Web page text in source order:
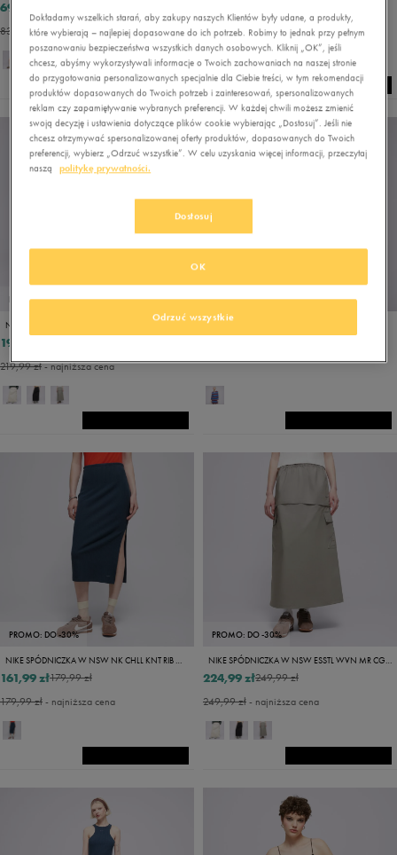
69,99 zł
83,99 zł- najniższa cena 269,99 zł - najniższa cena
PROMO: DO -30%
NIKE SPÓDNICZKA W NSW ESSTL WVN MR CGO MDI SKT
197,99 zł
219,99 zł- najniższa cena
ELLESSE SUKIENKA AVORIAZ DRESS MLT
PROMO: DO -30%
NIKE SPÓDNICZKA W NSW NK CHLL KNT RIB MD SKIRT
179,99 zł
161,99 zł
179,99 zł- najniższa cena
PROMO: DO -30%
NIKE SPÓDNICZKA W NSW ESSTL WVN MR CGO MDI SKT
249,99 zł
224,99 zł
249,99 zł- najniższa cena
Dokładamy wszelkich starań, aby zakupy naszych Klientów były udane, a produkty,
które wybierają – najlepiej dopasowane do ich potrzeb. Robimy to jednak przy pełnym
poszanowaniu bezpieczeństwa wszystkich danych osobowych. Kliknij „OK”, jeśli
chcesz, abyśmy wykorzystywali informacje o Twoich zachowaniach na naszej stronie
do przygotowania personalizowanych specjalnie dla Ciebie treści, w tym rekomendacji
produktów dopasowanych do Twoich potrzeb i zainteresowań, spersonalizowanych
reklam czy zapamiętywanie wybranych preferencji. W każdej chwili możesz zmienić
swoją decyzję i ustawienia dotyczące plików cookie wybierając „Dostosuj”. Jeśli nie
chcesz otrzymywać spersonalizowanej oferty produktów, dopasowanych do Twoich
preferencji, wybierz „Odrzuć wszystkie”. W celu uzyskania więcej informacji, przeczytaj
naszą
politykę prywatności.
Dostosuj
Odrzuć wszystkie
OK